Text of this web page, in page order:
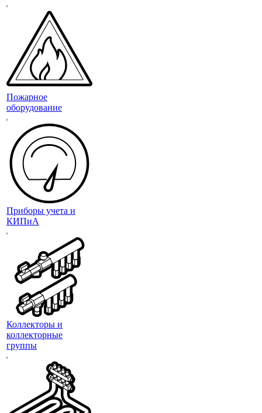
Пожарное
оборудование
Приборы учета и
КИПиА
Коллекторы и
коллекторные
группы